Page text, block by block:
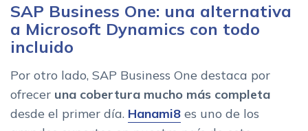
SAP Business One: una alternativa
a Microsoft Dynamics con todo
incluido
Por otro lado, SAP Business One destaca por
ofrecer una cobertura mucho más completa
desde el primer día. Hanami8 es uno de los